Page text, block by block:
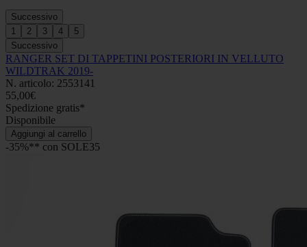
Successivo
1
2 3 4
5
Successivo
RANGER SET DI TAPPETINI POSTERIORI IN VELLUTO
WILDTRAK 2019-
N. articolo: 2553141
55,00€
Spedizione gratis*
Disponibile
Aggiungi al carrello
-35%** con SOLE35